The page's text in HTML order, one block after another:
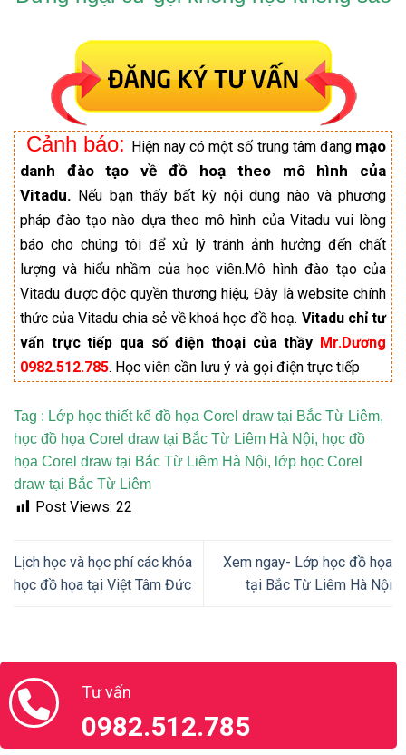
Cảnh báo: Hiện nay có một số trung tâm đang mạo
danh đào tạo về đồ hoạ theo mô hình của
Vitadu. Nếu bạn thấy bất kỳ nội dung nào và phương
pháp đào tạo nào dựa theo mô hình của Vitadu vui lòng
báo cho chúng tôi để xử lý tránh ảnh hưởng đến chất
lượng và hiểu nhầm của học viên.Mô hình đào tạo của
Vitadu được độc quyền thương hiệu, Đây là website chính
thức của Vitadu chia sẻ về khoá học đồ hoạ. Vitadu chỉ tư
vấn trực tiếp qua số điện thoại của thầy Mr.Dương
0982.512.785. Học viên cần lưu ý và gọi điện trực tiếp
Tag : Lớp học thiết kế đồ họa Corel draw tại Bắc Từ Liêm,
học đồ họa Corel draw tại Bắc Từ Liêm Hà Nội, học đồ
họa Corel draw tại Bắc Từ Liêm Hà Nội, lớp học Corel
draw tại Bắc Từ Liêm
Post Views: 22
Lịch học và học phí các khóa
học đồ họa tại Việt Tâm Đức
Xem ngay- Lớp học đồ họa
tại Bắc Từ Liêm Hà Nội
Tư vấn
0982.512.785